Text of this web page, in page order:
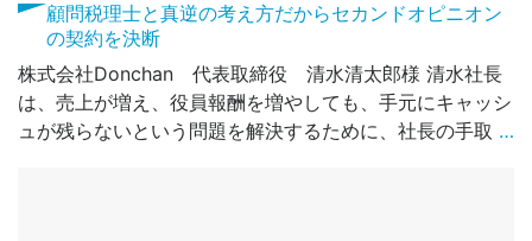
顧問税理士と真逆の考え方だからセカンドオピニオン
の契約を決断
株式会社Donchan 代表取締役 清水清太郎様 清水社長
は、売上が増え、役員報酬を増やしても、手元にキャッシ
ュが残らないという問題を解決するために、社長の手取 …